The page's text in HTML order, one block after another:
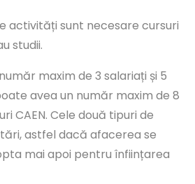
activități sunt necesare cursuri
studii.
maxim de 3 salariați și 5
avea un număr maxim de 8
CAEN. Cele două tipuri de
astfel dacă afacerea se
mai apoi pentru înființarea